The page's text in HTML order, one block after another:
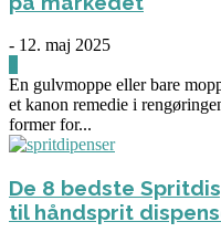
- 12. maj 2025
En gulvmoppe eller bare
et kanon remedie i
former for...
De 8 bedste
til håndsprit